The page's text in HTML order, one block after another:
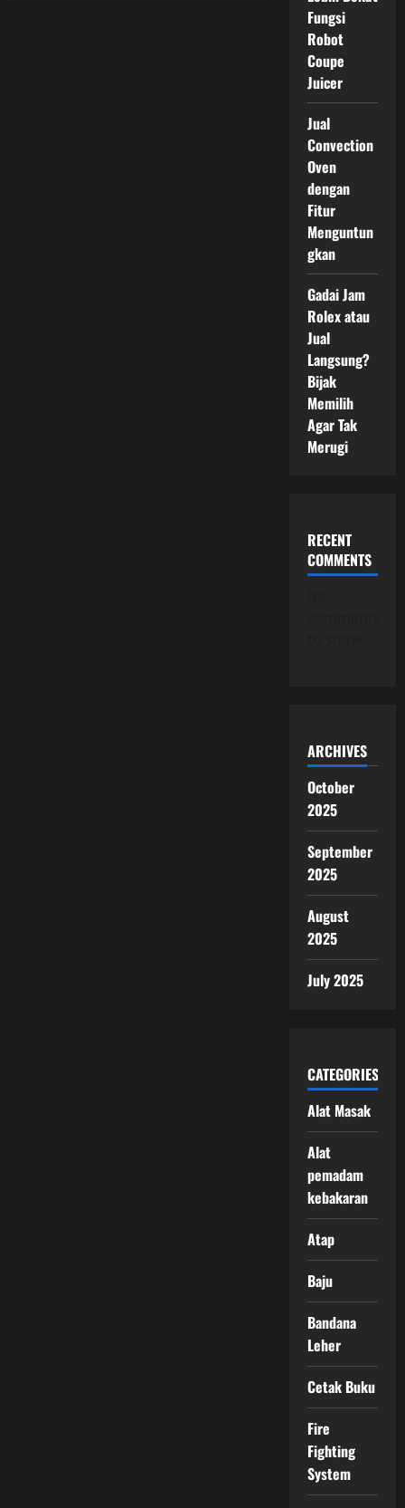
Fungsi
Robot
Coupe
Juicer
Jual
Convection
Oven
dengan
Fitur
Menguntun
gkan
Gadai Jam
Rolex atau
Jual
Langsung?
Bijak
Memilih
Agar Tak
Merugi
RECENT
COMMENTS
ARCHIVES
October
2025
September
2025
August
2025
July 2025
CATEGORIES
Alat Masak
Alat
pemadam
kebakaran
Atap
Baju
Bandana
Leher
Cetak Buku
Fire
Fighting
System